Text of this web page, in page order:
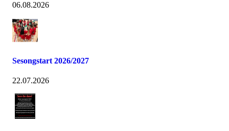
06.08.2026
Sesongstart 2026/2027
22.07.2026